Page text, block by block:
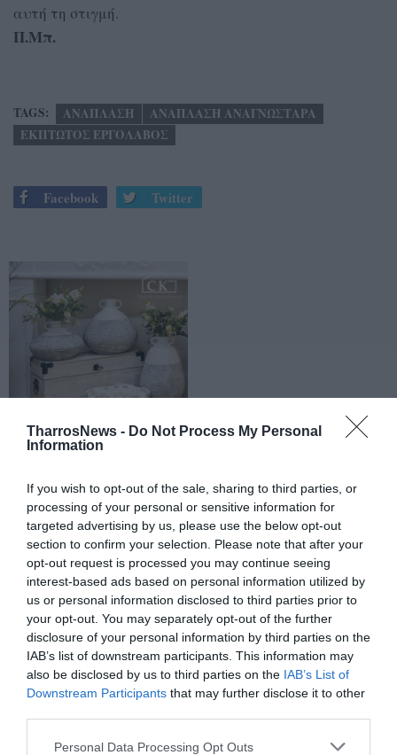
TharrosNews - Do Not Process My Personal
Information
If you wish to opt-out of the sale, sharing to third parties, or
processing of your personal or sensitive information for
targeted advertising by us, please use the below opt-out
section to confirm your selection. Please note that after your
opt-out request is processed you may continue seeing
interest-based ads based on personal information utilized by
us or personal information disclosed to third parties prior to
your opt-out. You may separately opt-out of the further
disclosure of your personal information by third parties on the
IAB’s list of downstream participants. This information may
also be disclosed by us to third parties on the IAB’s List of
Downstream Participants that may further disclose it to other
Personal Data Processing Opt Outs
αυτή τη στιγμή.
Π.Μπ.
TAGS: ΑΝΑΠΛΑΣΗ
ΑΝΑΠΛΑΣΗ ΑΝΑΓΝΩΣΤΑΡΑ
ΕΚΠΤΩΤΟΣ ΕΡΓΟΛΑΒΟΣ
Facebook Twitter